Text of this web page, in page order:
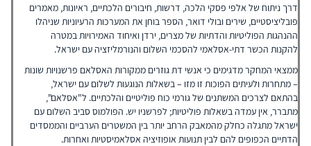
דרך ניתוח של אלפי פסקי הלכה, דרשות, חיבורים הלכתיים, ראיונות, מאמרים
פובליציסטיים, שירים ובולי דואר, הספר בוחן את המערכות הרעיוניות שניהלו
ההנהגות הפוליטיות והדתיות של מצרים, ירדן ואיחוד האמירויות במטרה
להקנות הכשר דתי-אסלאמי להסכמי השלום והנורמליזציה עם ישראל.
ממצאי המחקר מדגימים כי אנשי דת גוזרים ממקורות האסלאם פרשנויות שונות
– מתחרות ולעיתים הפוכות זו מזו – בשאלות הנוגעות לשלום עם ישראל,
בהתאם לצרכים המשתנים של גורמי כוח פוליטיים והלכתיים. ל"אסלאם",
מתברר, אין עמדה בשאלות פוליטיות; לפרשניו יש. הפולמוס סביב השלום עם
ישראל מתגלה כחלק מהמאבק הרחב יותר בין המשטרים הערביים והממסדים
הדתיים הכפופים להם לבין תנועות אופוזיציה אסלאמיסטיות ואחרות.